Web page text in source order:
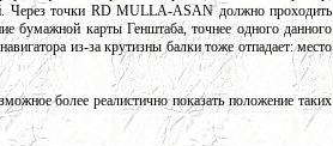
Через точки RD MULLA-ASAN должно проходить
бумажной карты Генштаба, точнее одного данного
из-за крутизны балки тоже отпадает: место
более реалистично показать положение таких